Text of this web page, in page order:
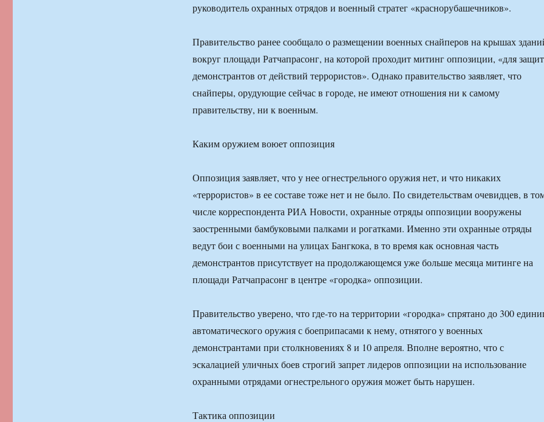
руководитель охранных отрядов и военный стратег «краснорубашечников».
Правительство ранее сообщало о размещении военных снайперов на крышах
вокруг площади Ратчапрасонг, на которой проходит митинг оппозиции, «для
демонстрантов от действий террористов». Однако правительство заявляет, что
снайперы, орудующие сейчас в городе, не имеют отношения ни к самому
правительству, ни к военным.
Каким оружием воюет оппозиция
Оппозиция заявляет, что у нее огнестрельного оружия нет, и что никаких
«террористов» в ее составе тоже нет и не было. По свидетельствам очевидцев, в
числе корреспондента РИА Новости, охранные отряды оппозиции вооружены
заостренными бамбуковыми палками и рогатками. Именно эти охранные отряды
ведут бои с военными на улицах Бангкока, в то время как основная часть
демонстрантов присутствует на продолжающемся уже больше месяца митинге на
площади Ратчапрасонг в центре «городка» оппозиции.
Правительство уверено, что где-то на территории «городка» спрятано до 300
автоматического оружия с боеприпасами к нему, отнятого у военных
демонстрантами при столкновениях 8 и 10 апреля. Вполне вероятно, что с
эскалацией уличных боев строгий запрет лидеров оппозиции на использование
охранными отрядами огнестрельного оружия может быть нарушен.
Тактика оппозиции